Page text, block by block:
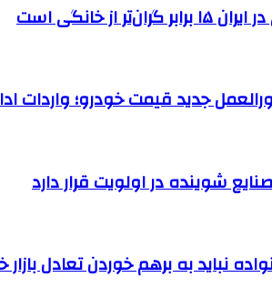
از خانگی است
جدید قیمت خودرو؛ واردات
شوینده در اولویت قرار دارد
نباید به برهم خوردن تعادل